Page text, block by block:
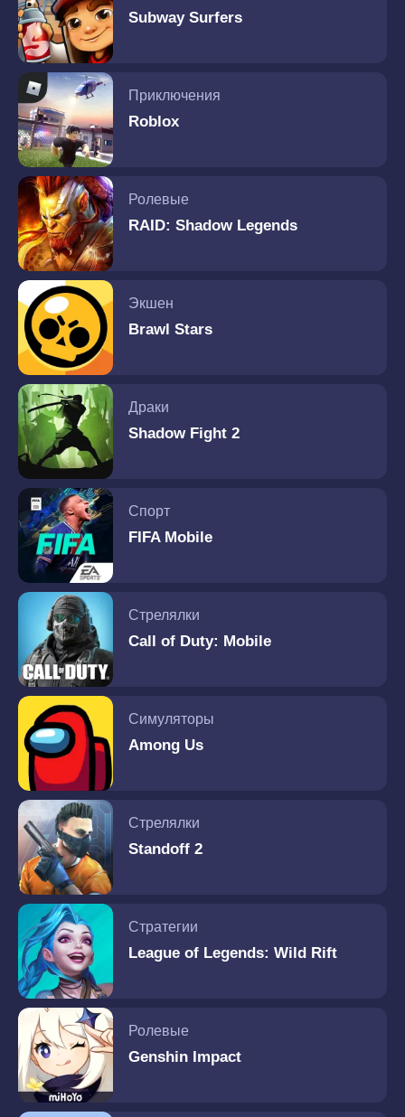
Subway Surfers
Приключения
Roblox
Ролевые
RAID: Shadow Legends
Экшен
Brawl Stars
Драки
Shadow Fight 2
Спорт
FIFA Mobile
Стрелялки
Call of Duty: Mobile
Симуляторы
Among Us
Стрелялки
Standoff 2
Стратегии
League of Legends: Wild Rift
Ролевые
Genshin Impact